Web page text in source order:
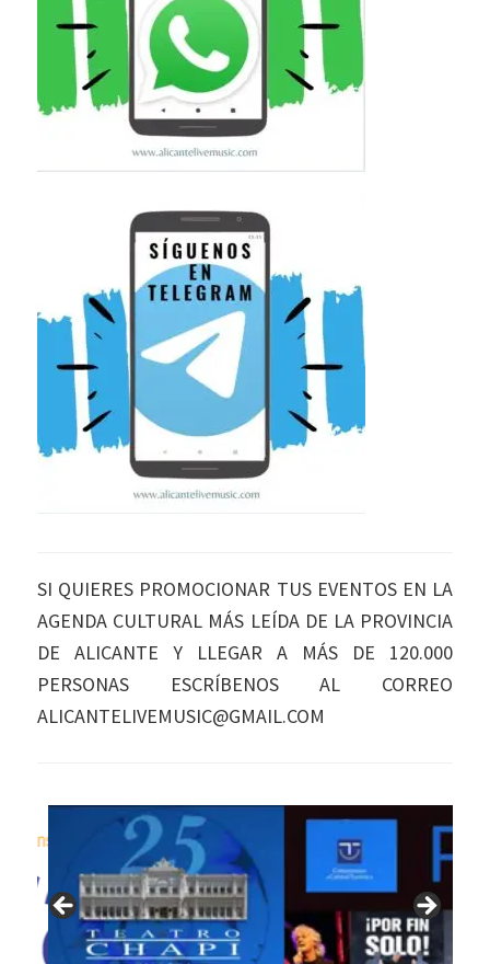
SI QUIERES PROMOCIONAR TUS EVENTOS EN LA
AGENDA CULTURAL MÁS LEÍDA DE LA PROVINCIA
DE ALICANTE Y LLEGAR A MÁS DE 120.000
PERSONAS ESCRÍBENOS AL CORREO
ALICANTELIVEMUSIC@GMAIL.COM